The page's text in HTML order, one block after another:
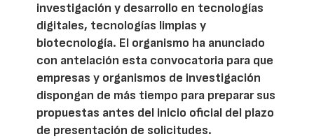
investigación y desarrollo en tecnologías
digitales, tecnologías limpias y
biotecnología. El organismo ha anunciado
con antelación esta convocatoria para que
empresas y organismos de investigación
dispongan de más tiempo para preparar sus
propuestas antes del inicio oficial del plazo
de presentación de solicitudes.